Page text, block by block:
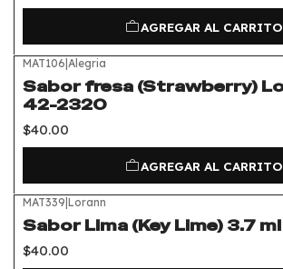
AGREGAR AL CARRITO
MAT106|Alegria
Sabor fresa (Strawberry)
42-2320
$40.00
AGREGAR AL CARRITO
MAT339|Lorann
Sabor Lima (Key Lime) 3.7
$40.00